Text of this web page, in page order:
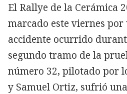
El Rallye de la Cerámica
marcado este viernes
accidente ocurrido
segundo tramo de la
número 32, pilotado por
y Samuel Ortiz, sufrió